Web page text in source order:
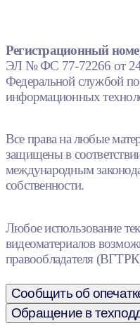
Регистрационный
ЭЛ № ФС 77-72266 от
Федеральной службой по
информационных
Все права на любые
защищены в
международным
собственности.
Любое использование
видеоматериалов
правообладателя
Сообщить об
Обращение в